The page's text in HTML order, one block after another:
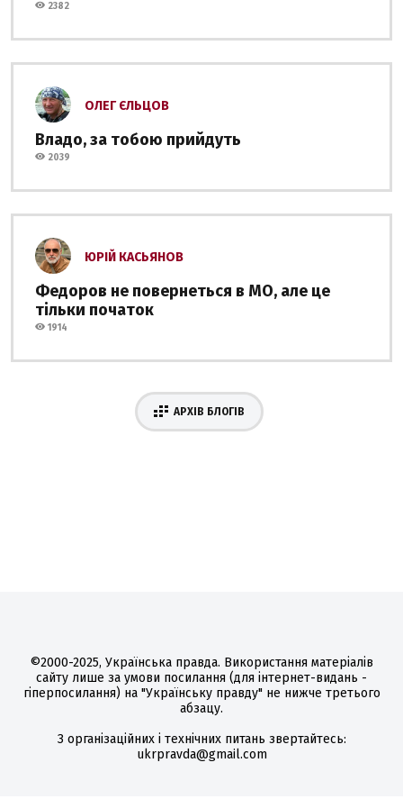
2382
ОЛЕГ ЄЛЬЦОВ
Владо, за тобою прийдуть
2039
ЮРІЙ КАСЬЯНОВ
Федоров не повернеться в МО, але це
тільки початок
1914
АРХІВ БЛОГІВ
©2000-2025, Українська правда. Використання матеріалів
сайту лише за умови посилання (для інтернет-видань -
гіперпосилання) на "Українську правду" не нижче третього
абзацу.
З організаційних і технічних питань звертайтесь:
ukrpravda@gmail.com